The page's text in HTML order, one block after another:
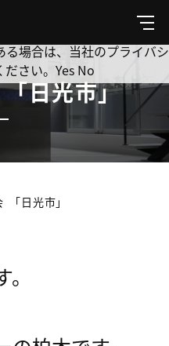
メ
ニ
ュ
｢日光市｣
｢日光市｣
を追跡してもよろしいです
を極めて重視しています。
場合は、当社のプライバシ
さい。 Yes No